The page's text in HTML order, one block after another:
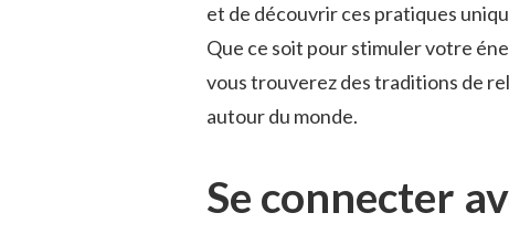
et de découvrir ⁤ces pratiques⁤
Que ce soit⁢ pour stimuler votre
vous​ trouverez des ​traditions ⁢de
autour du monde.
Se connecter